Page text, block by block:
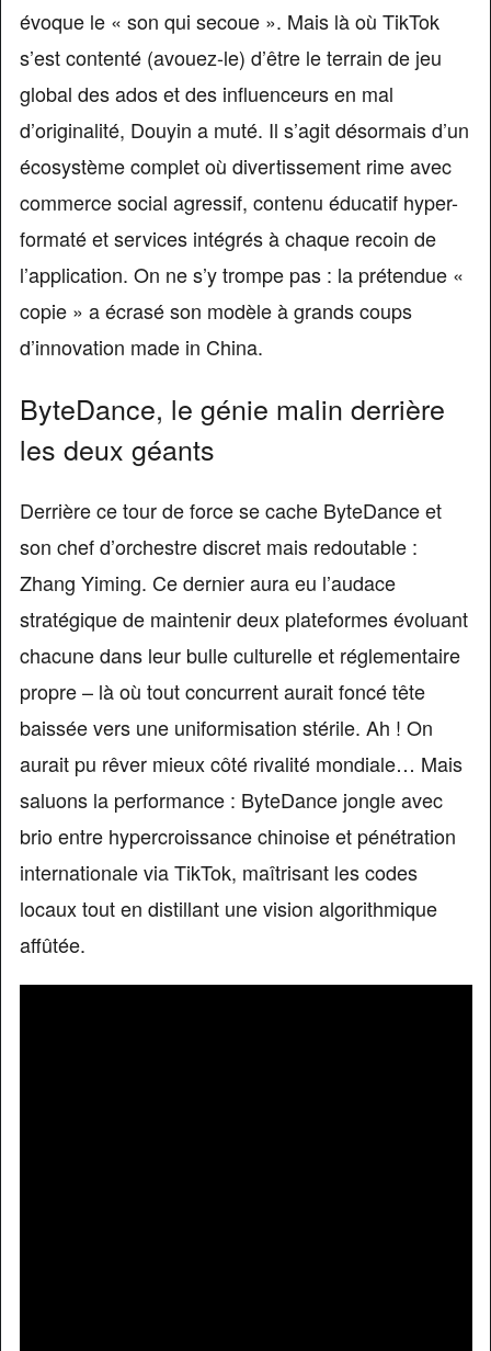
évoque le « son qui secoue ». Mais là où TikTok
s’est contenté (avouez-le) d’être le terrain de jeu
global des ados et des influenceurs en mal
d’originalité, Douyin a muté. Il s’agit désormais d’un
écosystème complet où divertissement rime avec
commerce social agressif, contenu éducatif hyper-
formaté et services intégrés à chaque recoin de
l’application. On ne s’y trompe pas : la prétendue «
copie » a écrasé son modèle à grands coups
d’innovation made in China.
ByteDance, le génie malin derrière
les deux géants
Derrière ce tour de force se cache ByteDance et
son chef d’orchestre discret mais redoutable :
Zhang Yiming. Ce dernier aura eu l’audace
stratégique de maintenir deux plateformes évoluant
chacune dans leur bulle culturelle et réglementaire
propre – là où tout concurrent aurait foncé tête
baissée vers une uniformisation stérile. Ah ! On
aurait pu rêver mieux côté rivalité mondiale… Mais
saluons la performance : ByteDance jongle avec
brio entre hypercroissance chinoise et pénétration
internationale via TikTok, maîtrisant les codes
locaux tout en distillant une vision algorithmique
affûtée.